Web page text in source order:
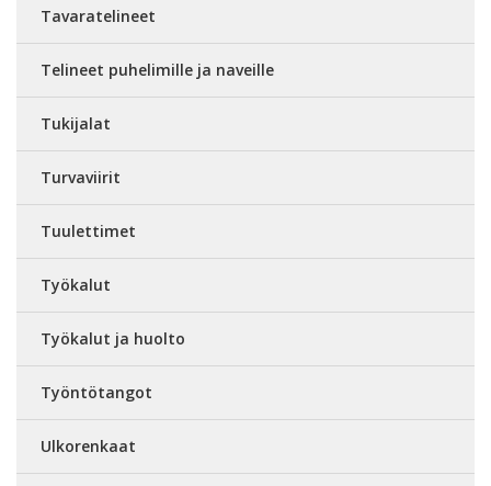
Tavaratelineet
Telineet puhelimille ja naveille
Tukijalat
Turvaviirit
Tuulettimet
Työkalut
Työkalut ja huolto
Työntötangot
Ulkorenkaat